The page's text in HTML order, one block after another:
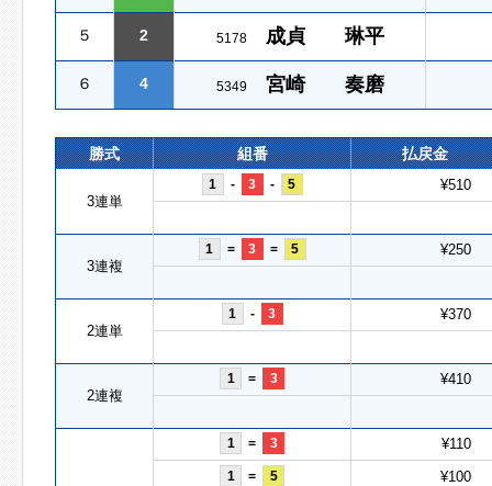
５ 2 5178 成貞 琳平
６ 4 5349 宮崎 奏磨
勝式 組番 払戻金
3連単
1 - 3 - 5 ¥510
3連複
1 = 3 = 5 ¥250
2連単
1 - 3 ¥370
2連複
1 = 3 ¥410
1 = 3 ¥110
1 = 5 ¥100